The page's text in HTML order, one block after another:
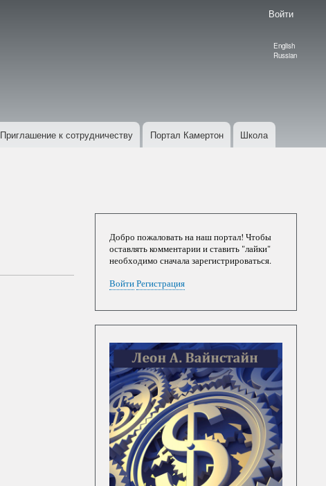
Войти
Language
English
Russian
Приглашение к сотрудничеству Портал Камертон Школа
Добро пожаловать на наш портал! Чтобы
оставлять комментарии и ставить "лайки"
необходимо сначала зарегистрироваться.
Войти Регистрация